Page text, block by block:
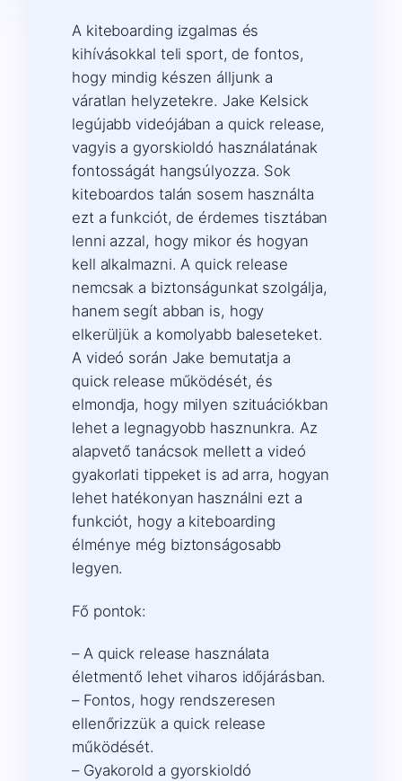
A kiteboarding izgalmas és
kihívásokkal teli sport, de fontos,
hogy mindig készen álljunk a
váratlan helyzetekre. Jake Kelsick
legújabb videójában a quick release,
vagyis a gyorskioldó használatának
fontosságát hangsúlyozza. Sok
kiteboardos talán sosem használta
ezt a funkciót, de érdemes tisztában
lenni azzal, hogy mikor és hogyan
kell alkalmazni. A quick release
nemcsak a biztonságunkat szolgálja,
hanem segít abban is, hogy
elkerüljük a komolyabb baleseteket.
A videó során Jake bemutatja a
quick release működését, és
elmondja, hogy milyen szituációkban
lehet a legnagyobb hasznunkra. Az
alapvető tanácsok mellett a videó
gyakorlati tippeket is ad arra, hogyan
lehet hatékonyan használni ezt a
funkciót, hogy a kiteboarding
élménye még biztonságosabb
legyen.
Fő pontok:
– A quick release használata
életmentő lehet viharos időjárásban.
– Fontos, hogy rendszeresen
ellenőrizzük a quick release
működését.
– Gyakorold a gyorskioldó